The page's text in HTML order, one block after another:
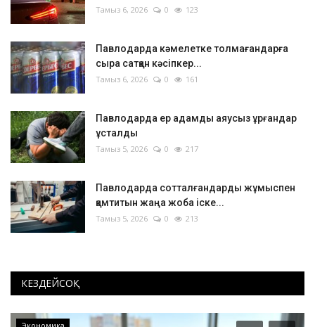
Тамыз 6, 2026 0 123
Павлодарда кәмелетке толмағандарға
сыра сатқан кәсіпкер...
Тамыз 6, 2026 0 161
Павлодарда ер адамды аяусыз ұрғандар
ұсталды
Тамыз 5, 2026 0 217
Павлодарда сотталғандарды жұмыспен
қамтитын жаңа жоба іске...
Тамыз 5, 2026 0 213
КЕЗДЕЙСОҚ